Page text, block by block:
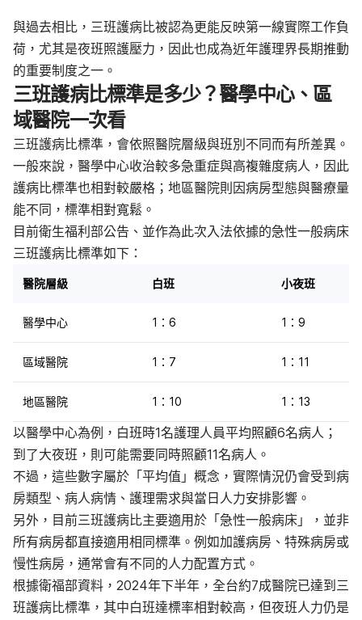
與過去相比，三班護病比被認為更能反映第一線實際工作負
荷，尤其是夜班照護壓力，因此也成為近年護理界長期推動
的重要制度之一。
三班護病比標準是多少？醫學中心、區
域醫院一次看
三班護病比標準，會依照醫院層級與班別不同而有所差異。
一般來說，醫學中心收治較多急重症與高複雜度病人，因此
護病比標準也相對較嚴格；地區醫院則因病房型態與醫療量
能不同，標準相對寬鬆。
目前衛生福利部公告、並作為此次入法依據的急性一般病床
三班護病比標準如下：
醫院層級 白班 小夜班
醫學中心 1：6 1：9
區域醫院 1：7 1：11
地區醫院 1：10 1：13
以醫學中心為例，白班時1名護理人員平均照顧6名病人；
到了大夜班，則可能需要同時照顧11名病人。
不過，這些數字屬於「平均值」概念，實際情況仍會受到病
房類型、病人病情、護理需求與當日人力安排影響。
另外，目前三班護病比主要適用於「急性一般病床」，並非
所有病房都直接適用相同標準。例如加護病房、特殊病房或
慢性病房，通常會有不同的人力配置方式。
根據衛福部資料，2024年下半年，全台約7成醫院已達到三
班護病比標準，其中白班達標率相對較高，但夜班人力仍是